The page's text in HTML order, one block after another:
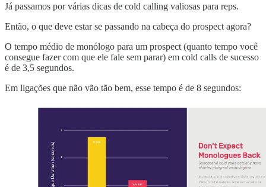
Já passamos por várias dicas de cold calling valiosas para reps.
Então, o que deve estar se passando na cabeça do prospect agora?
O tempo médio de monólogo para um prospect (quanto tempo você
consegue fazer com que ele fale sem parar) em cold calls de sucesso
é de 3,5 segundos.
Em ligações que não vão tão bem, esse tempo é de 8 segundos: